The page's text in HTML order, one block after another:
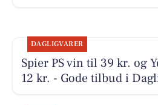
DAGLIGVARER
Spier PS vin til 39 kr. og
12 kr. - Gode tilbud i